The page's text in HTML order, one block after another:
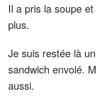
Il a pris la soupe
plus.
Je suis restée là
sandwich envolé.
aussi.